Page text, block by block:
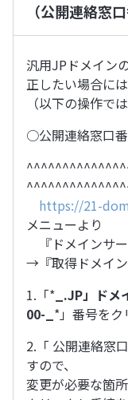
（公開連絡窓
汎用JPドメイン
正したい場合に
（以下の操作で
○公開連絡窓口番
https://21-
メニューより
『ドメインサ
→『取得ドメイン
1.「* _.JP」ド
00-_ *」番号をク
2.「 公開連絡窓
すので、
変更が必要な箇